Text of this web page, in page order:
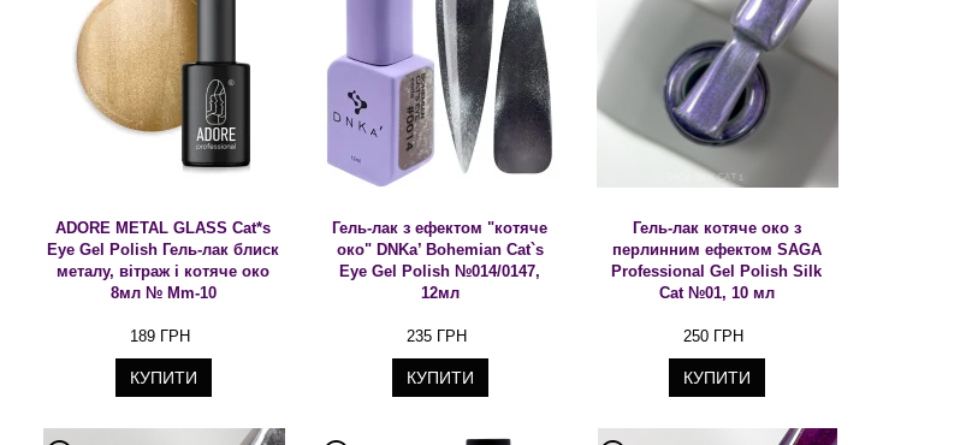
ADORE METAL GLASS Cat*s
Eye Gel Polish Гель-лак блиск
металу, вітраж і котяче око
8мл № Mm-10
189 ГРН
КУПИТИ
Гель-лак з ефектом "котяче
око" DNKa’ Bohemian Cat`s
Eye Gel Polish №014/0147,
12мл
235 ГРН
КУПИТИ
Гель-лак котяче око з
перлинним ефектом SAGA
Professional Gel Polish Silk
Cat №01, 10 мл
250 ГРН
КУПИТИ